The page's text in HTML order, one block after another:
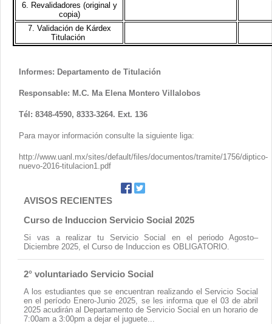
6. Revalidadores (original y
copia)
7. Validación de Kárdex
Titulación
Informes: Departamento de Titulación
Responsable: M.C. Ma Elena Montero Villalobos
Tél: 8348-4590, 8333-3264. Ext. 136
Para mayor información consulte la siguiente liga:
http://www.uanl.mx/sites/default/files/documentos/tramite/1756/diptico-
nuevo-2016-titulacion1.pdf
AVISOS RECIENTES
Curso de Induccion Servicio Social 2025
Si vas a realizar tu Servicio Social en el periodo Agosto–
Diciembre 2025, el Curso de Induccion es OBLIGATORIO.
2° voluntariado Servicio Social
A los estudiantes que se encuentran realizando el Servicio Social
en el período Enero-Junio 2025, se les informa que el 03 de abril
2025 acudirán al Departamento de Servicio Social en un horario de
7:00am a 3:00pm a dejar el juguete...